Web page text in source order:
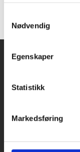
Nødvendig
Egenskaper
Statistikk
Markedsføring
Presse
Bilder og logoer